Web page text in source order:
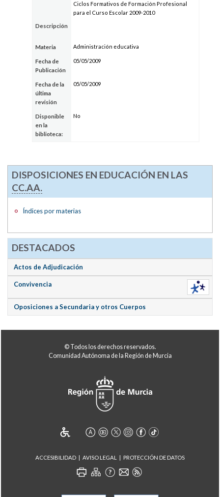
Ciclos Formativos de Formación Profesional
para el Curso Escolar 2009-2010
Descripción
Materia Administración educativa
Fecha de
Publicación
05/05/2009
Fecha de la
última
revisión
05/05/2009
Disponible
en la
biblioteca:
No
DISPOSICIONES EN EDUCACIÓN EN LAS
CC.AA.
Índices por materias
DESTACADOS
Actos de Adjudicación
Convivencia
Oposiciones a Secundaria y otros Cuerpos
© Todos los derechos reservados.
Comunidad Autónoma de la Región de Murcia
ACCESIBILIDAD AVISO LEGAL PROTECCIÓN DE DATOS